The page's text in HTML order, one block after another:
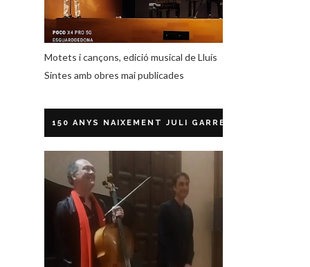
Motets i cançons, edició musical de Lluís
Sintes amb obres mai publicades
150 ANYS NAIXEMENT JULI GARRETA